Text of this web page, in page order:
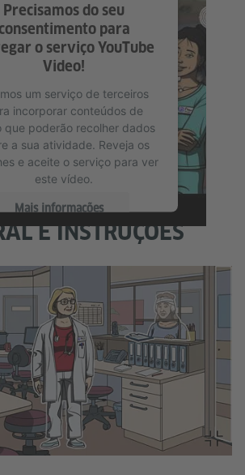
Precisamos do seu
para
o serviço YouTube
Video!
um serviço de terceiros
incorporar conteúdos de
que poderão recolher dados
a sua atividade. Reveja os
e aceite o serviço para ver
este vídeo.
Mais informações
E INSTRUÇÕES